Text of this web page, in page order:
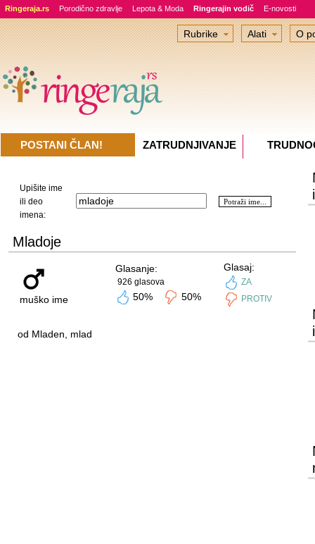
Ringeraja.rs Porodično zdravlje Lepota & Moda Ringerajin vodič E-novosti
Upišite ime
ili deo
imena:
Mladoje
muško ime
Glasanje:
926 glasova
50% 50%
Glasaj:
ZA
PROTIV
od Mladen, mlad
Rubrike Alati O
POSTANI ČLAN! ZATRUDNJIVANJE